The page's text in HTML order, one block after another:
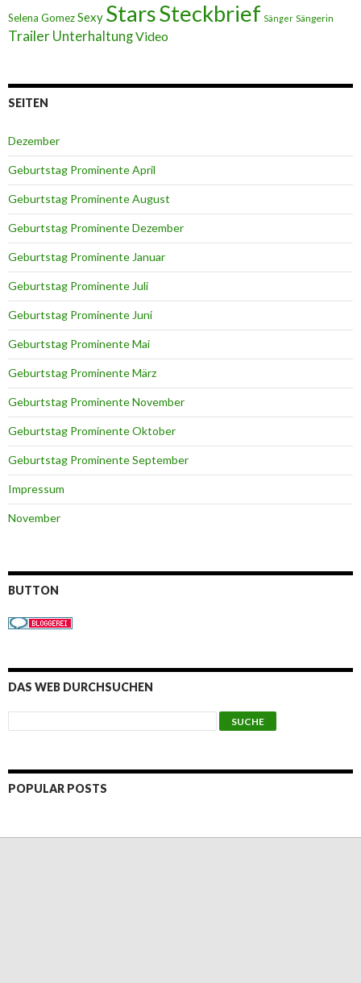
Selena GomezSexy StarsSteckbrief Sänger Sängerin
Trailer UnterhaltungVideo
SEITEN
Dezember
Geburtstag Prominente April
Geburtstag Prominente August
Geburtstag Prominente Dezember
Geburtstag Prominente Januar
Geburtstag Prominente Juli
Geburtstag Prominente Juni
Geburtstag Prominente Mai
Geburtstag Prominente März
Geburtstag Prominente November
Geburtstag Prominente Oktober
Geburtstag Prominente September
Impressum
November
BUTTON
DAS WEB DURCHSUCHEN
POPULAR POSTS